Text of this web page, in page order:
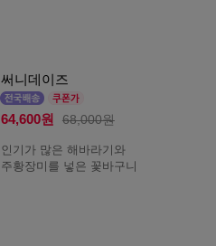
써니데이즈
64,600원 68,000원
인기가 많은 해바라기와
주황장미를 넣은 꽃바구니